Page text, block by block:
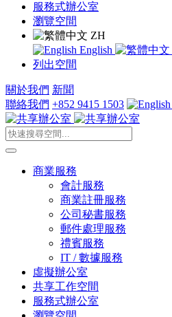
服務式辦公室
瀏覽空間
ZH
English
列出空間
關於我們 新聞
聯絡我們 +852 9415 1503
商業服務
會計服務
商業註冊服務
公司秘書服務
郵件處理服務
禮賓服務
IT / 數據服務
虛擬辦公室
共享工作空間
服務式辦公室